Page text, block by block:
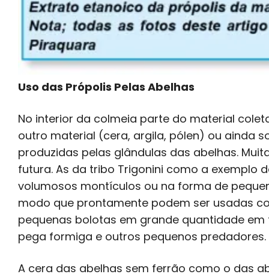
Uso das Própolis Pelas Abelhas
No interior da colmeia parte do material
outro material (cera, argila, pólen) ou ainda
produzidas pelas glândulas das abelhas.
futura. As da tribo Trigonini como a exemplo
volumosos montículos ou na forma de
modo que prontamente podem ser usadas
pequenas bolotas em grande quantidade
pega formiga e outros pequenos predadores.
A cera das abelhas sem ferrão como o das